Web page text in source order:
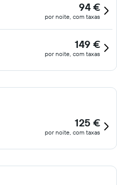
94 €
por noite, com taxas
149 €
por noite, com taxas
125 €
por noite, com taxas